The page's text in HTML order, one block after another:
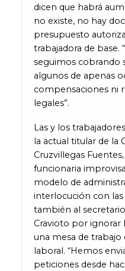
dicen que habrá
no existe, no hay
presupuesto
trabajadora de base.
seguimos cobrando
algunos de apenas
compensaciones ni
legales”.
Las y los
la actual titular de la
Cruzvillegas
funcionaria
modelo de
interlocución con las
también al
Cravioto por ignorar
una mesa de trabajo
laboral. “Hemos
peticiones desde